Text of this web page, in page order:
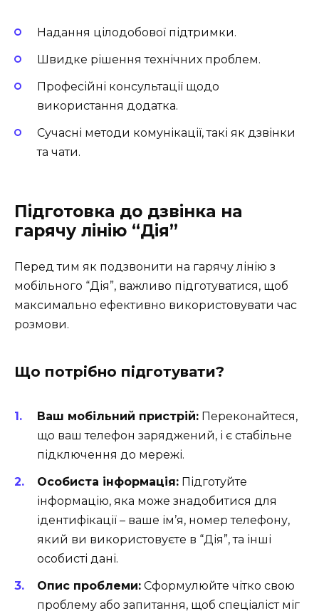
Надання цілодобової підтримки.
Швидке рішення технічних проблем.
Професійні консультації щодо
використання додатка.
Сучасні методи комунікації, такі як дзвінки
та чати.
Підготовка до дзвінка на
гарячу лінію “Дія”
Перед тим як подзвонити на гарячу лінію з
мобільного “Дія”, важливо підготуватися, щоб
максимально ефективно використовувати час
розмови.
Що потрібно підготувати?
Ваш мобільний пристрій: Переконайтеся,
що ваш телефон заряджений, і є стабільне
підключення до мережі.
Особиста інформація: Підготуйте
інформацію, яка може знадобитися для
ідентифікації – ваше ім’я, номер телефону,
який ви використовуєте в “Дія”, та інші
особисті дані.
Опис проблеми: Сформулюйте чітко свою
проблему або запитання, щоб спеціаліст міг